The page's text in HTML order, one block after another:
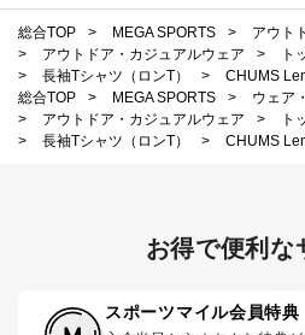
総合TOP > MEGA SPORTS >
アウト
>
アウトドア・カジュアルウェア >
ト
>
長袖Tシャツ（ロンT） >
CHUMS
総合TOP
> MEGA SPORTS >
ウェア
>
アウトドア・カジュアルウェア >
ト
>
長袖Tシャツ（ロンT） > CHUMS
お得で便利な
スポーツマイル会員特典